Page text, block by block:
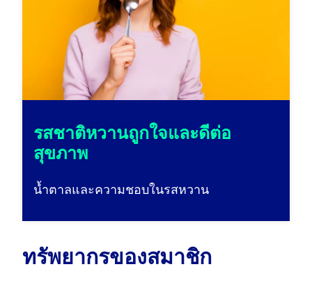
รสชาติหวานถูกใจและดีต่อ
สุขภาพ
น้ำตาลและความชอบในรสหวาน
ทรัพยากรของสมาชิก